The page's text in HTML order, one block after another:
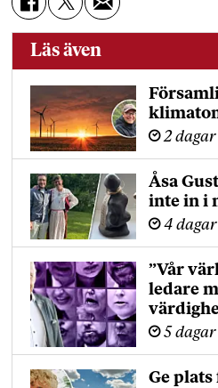
Justerbara remmar:
vara enkelt att knäppa
Byt vid skada:En
stöt bör bytas ut.
Prova innan köp:
kännas bekväm och
att den inte används.
Källa:NTF
Läs även
2 dagar
Åsa
inte in i
4 dagar
”Vår
ledare
5 dagar
Ge plats